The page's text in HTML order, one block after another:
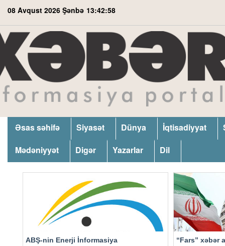
08 Avqust 2026 Şənbə 13:42:59
Əsas səhifə Siyasət Dünya İqtisadiyyat
Mədəniyyət
Digər Yazarlar Dil
ABŞ-nin Enerji İnformasiya
“Fars” xəbər